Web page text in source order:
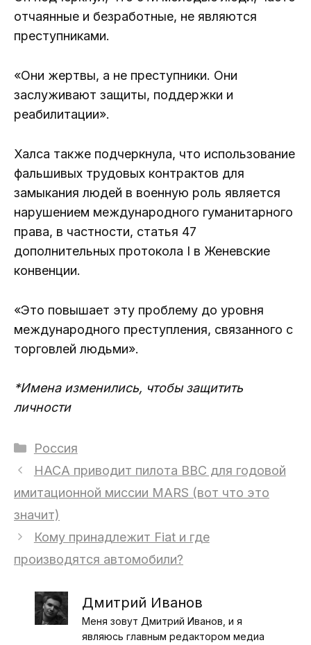
отчаянные и безработные, не являются
преступниками.
«Они жертвы, а не преступники. Они
заслуживают защиты, поддержки и
реабилитации».
Халса также подчеркнула, что использование
фальшивых трудовых контрактов для
замыкания людей в военную роль является
нарушением международного гуманитарного
права, в частности, статья 47
дополнительных протокола I в Женевские
конвенции.
«Это повышает эту проблему до уровня
международного преступления, связанного с
торговлей людьми».
*Имена изменились, чтобы защитить
личности
Рубрики
Россия
НАСА приводит пилота ВВС для годовой
имитационной миссии MARS (вот что это
значит)
Кому принадлежит Fiat и где
производятся автомобили?
Дмитрий Иванов
Меня зовут Дмитрий Иванов, и я
являюсь главным редактором медиа